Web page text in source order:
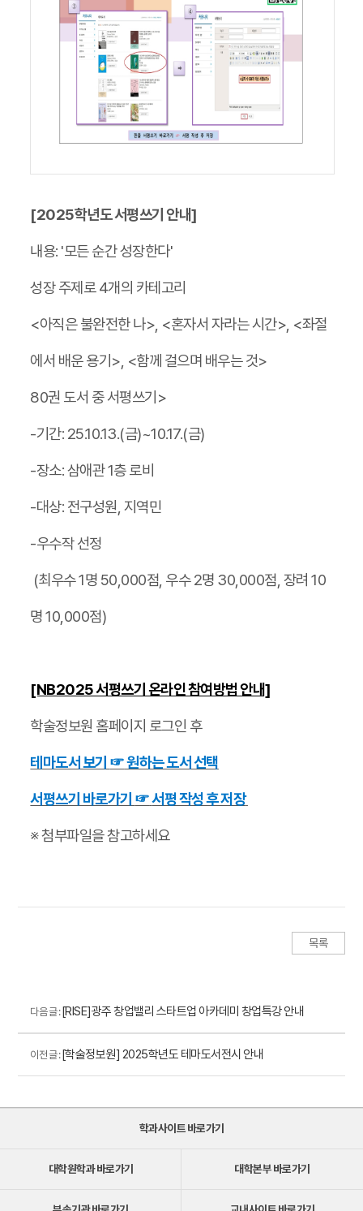
[2025학년도 서평쓰기 안내]
내용: '모든 순간 성장한다'
성장 주제로 4개의 카테고리
<아직은 불완전한 나>, <혼자서 자라는 시간>, <좌절
에서 배운 용기>, <함께 걸으며 배우는 것>
80권 도서 중 서평쓰기>
-기간: 25.10.13.(금)~10.17.(금)
-장소: 삼애관 1층 로비
-대상: 전구성원, 지역민
-우수작 선정
(최우수 1명 50,000점, 우수 2명 30,000점, 장려 10
명 10,000점)
[NB2025 서평쓰기 온라인 참여방법 안내]
학술정보원 홈페이지 로그인 후
테마도서 보기 ☞원하는 도서 선택
서평쓰기 바로가기 ☞서평 작성 후 저장
※ 첨부파일을 참고하세요
목록
다음 글 :[RISE]광주 창업밸리 스타트업 아카데미 창업특강 안내
이전 글 :[학술정보원] 2025학년도 테마도서전시 안내
학과사이트 바로가기
대학원학과 바로가기 대학본부 바로가기